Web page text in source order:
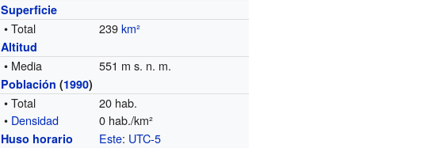
Superficie
• Total 239km²
Altitud
• Media 551 m s. n. m.
Población (1990)
• Total
20 hab.
• Densidad 0 hab./km²
Huso horario Este: UTC-5